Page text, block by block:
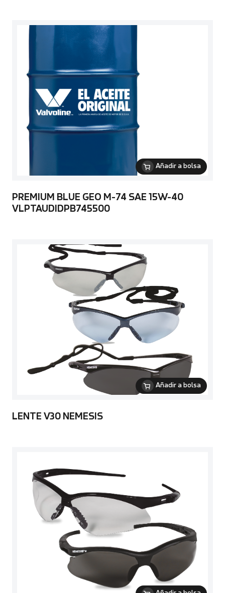
Añadir a bolsa
PREMIUM BLUE GEO M-74 SAE 15W-40
VLPTAUDIDPB745500
Añadir a bolsa
LENTE V30 NEMESIS